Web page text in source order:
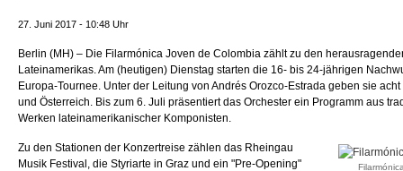
27. Juni 2017 - 10:48 Uhr
Berlin (MH) – Die Filarmónica Joven de Colombia zählt zu den
Lateinamerikas. Am (heutigen) Dienstag starten die 16- bis 24-jährigen
Europa-Tournee. Unter der Leitung von Andrés Orozco-Estrada geben sie
und Österreich. Bis zum 6. Juli präsentiert das Orchester ein Programm aus
Werken lateinamerikanischer Komponisten.
Zu den Stationen der Konzertreise zählen das Rheingau
Musik Festival, die Styriarte in Graz und ein "Pre-Opening"